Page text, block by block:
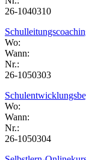
26-1040310
Wo:
Wann:
Nr.:
26-1050303
Wo:
Wann:
Nr.:
26-1050304